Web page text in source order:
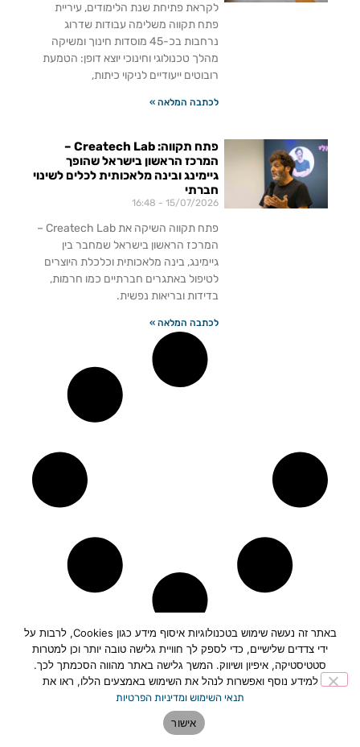
לקראת פתיחת שנת הלימודים, עיריית
פתח תקווה משלימה עבודות שדרוג
נרחבות בכ-45 מוסדות חינוך ומשיקה
מהלך טכנולוגי וחינוכי יוצא דופן: הטמעת
רובוטים ייעודיים לניקוי כיתות,
לכתבה המלאה »
פתח תקווה: Createch Lab –
המרכז הראשון בישראל שהופך
גיימינג ובינה מלאכותית לכלים לשינוי
חברתי
15/07/2026
פתח תקווה השיקה את Createch Lab –
המרכז הראשון בישראל שמחבר בין
גיימינג, בינה מלאכותית וכלכלת היוצרים
לטיפול באתגרים חברתיים כמו חרמות,
בדידות ובריאות נפשית.
לכתבה המלאה »
תחזית מזג האוויר בפתח תקווה>>
באתר זה נעשה שימוש בטכנולוגיות איסוף מידע כגון Cookies, לרבות על
ידי צדדים שלישיים, כדי לספק לך חוויית גלישה טובה יותר וכן למטרות
סטטיסטיקה, איפיון ושיווק. המשך גלישה באתר מהווה הסכמתך לכך.
למידע נוסף ואפשרות לנהל את השימוש באמצעים הללו, ראו את
תנאי השימוש ומדיניות הפרטיות
אישור